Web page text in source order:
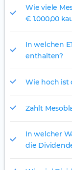
Wie viele
€ 1.000,00
In welchen
enthalten?
Wie hoch ist
Zahlt
In welcher
die